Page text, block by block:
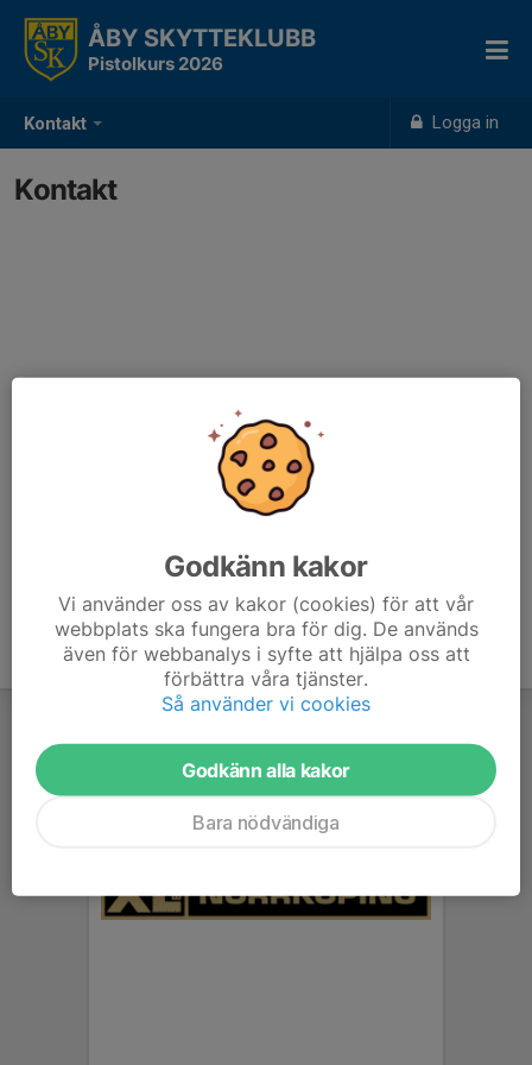
Kontakt Logga in
ÅBY SKYTTEKLUBB
Pistolkurs 2026
Kontakt
Godkänn kakor
Vi använder oss av kakor (cookies) för att vår
webbplats ska fungera bra för dig. De används
även för webbanalys i syfte att hjälpa oss att
förbättra våra tjänster.
Så använder vi cookies
Godkänn alla kakor
Bara nödvändiga